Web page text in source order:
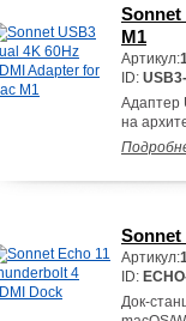
Sonnet
M1
Артикул:
ID:
Адаптер
на
Sonnet
Артикул:
ID:
Док-